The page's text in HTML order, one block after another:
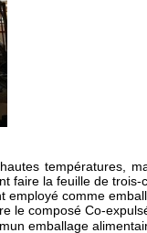
températures,
faire la feuille de
employé comme
le composé Co-
emballage